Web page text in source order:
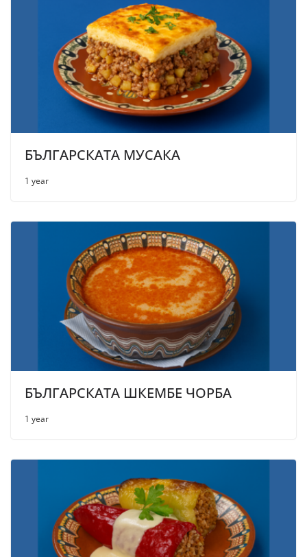
БЪЛГАРСКАТА МУСАКА
1 year
БЪЛГАРСКАТА ШКЕМБЕ ЧОРБА
1 year